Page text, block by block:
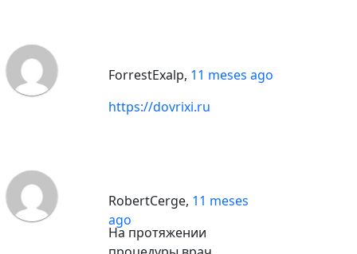
ForrestExalp, 11 meses ago
https://dovrixi.ru
RobertCerge, 11 meses
ago
На протяжении